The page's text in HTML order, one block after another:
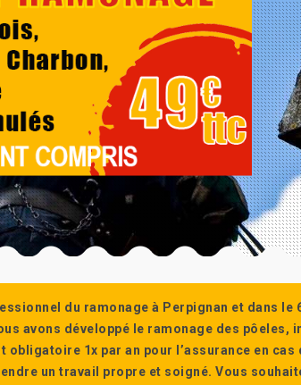
du ramonage à Perpignan et dans le
avons développé le ramonage des pôeles,
obligatoire 1x par an pour l’assurance en cas
un travail propre et soigné. Vous